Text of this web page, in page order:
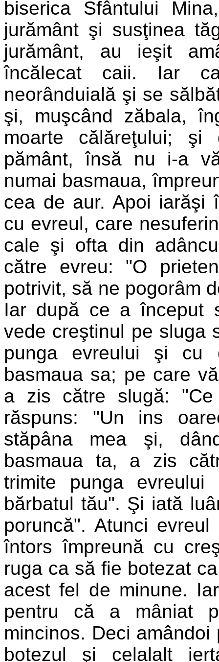
biserica Sfântului
jurământ şi susţinea
jurământ, au ieşit
încălecat caii. Iar
neorânduială şi se
şi, muşcând zăbala,
moarte călăreţului;
pământ, însă nu i-a
numai basmaua,
cea de aur. Apoi iarăşi
cu evreul, care
cale şi ofta din
către evreu: "O
potrivit, să ne pogorâm
Iar după ce a început
vede creştinul pe sluga
punga evreului şi cu
basmaua sa; pe care
a zis către slugă:
răspuns: "Un ins
stăpâna mea şi,
basmaua ta, a zis
trimite punga
bărbatul tău". Şi iată
poruncă". Atunci
întors împreună cu
ruga ca să fie botezat
acest fel de minune.
pentru că a mâniat
mincinos. Deci
botezul şi celalalt